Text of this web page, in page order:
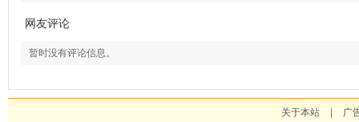
网友评论
暂时没有评论信息。
关于本站 广